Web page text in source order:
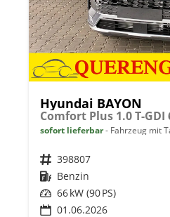
Hyundai BAYON
sofort lieferbar Fahrzeug mit
Fahrzeugnr. 398807
Kraftstoff Benzin
Leistung 66 kW (90 PS)
01.06.2026